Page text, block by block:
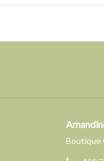
Boutique